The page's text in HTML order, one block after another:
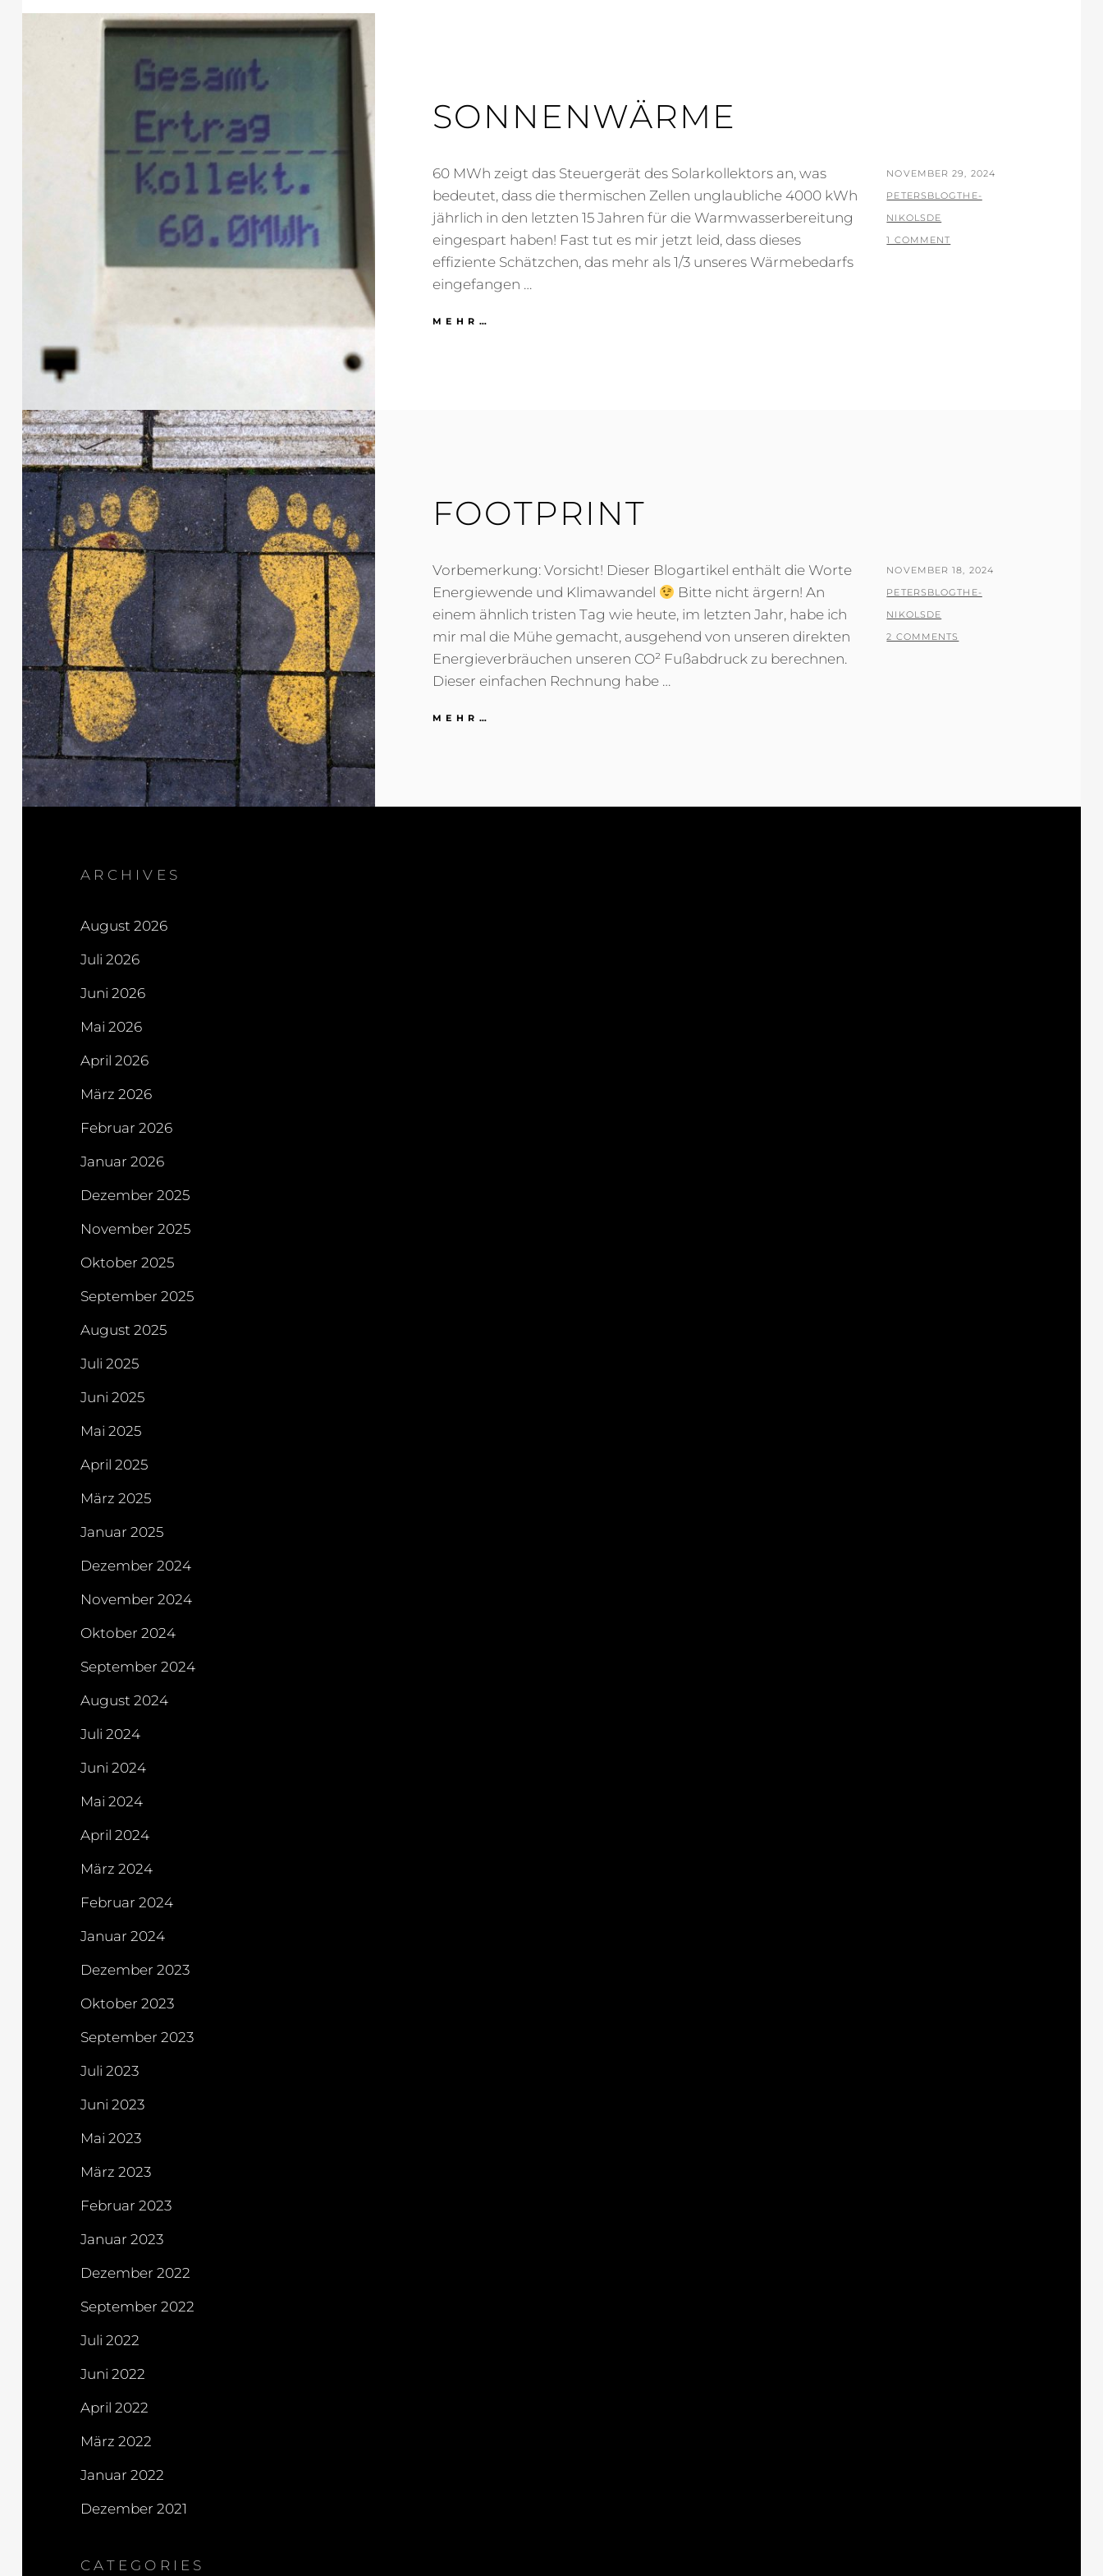
SONNENWÄRME
60 MWh zeigt das Steuergerät des Solarkollektors an, was
bedeutet, dass die thermischen Zellen unglaubliche 4000 kWh
jährlich in den letzten 15 Jahren für die Warmwasserbereitung
eingespart haben! Fast tut es mir jetzt leid, dass dieses
effiziente Schätzchen, das mehr als 1/3 unseres Wärmebedarfs
eingefangen …
MEHR…
POSTED
ON
NOVEMBER 29, 2024
BY
PETERSBLOGTHE-
NIKOLSDE
1 COMMENT
FOOTPRINT
Vorbemerkung: Vorsicht! Dieser Blogartikel enthält die Worte
Energiewende und Klimawandel
Bitte nicht ärgern! An
einem ähnlich tristen Tag wie heute, im letzten Jahr, habe ich
mir mal die Mühe gemacht, ausgehend von unseren direkten
Energieverbräuchen unseren CO² Fußabdruck zu berechnen.
Dieser einfachen Rechnung habe …
MEHR…
POSTED
ON
NOVEMBER 18, 2024
BY
PETERSBLOGTHE-
NIKOLSDE
2 COMMENTS
ARCHIVES
August 2026
Juli 2026
Juni 2026
Mai 2026
April 2026
März 2026
Februar 2026
Januar 2026
Dezember 2025
November 2025
Oktober 2025
September 2025
August 2025
Juli 2025
Juni 2025
Mai 2025
April 2025
März 2025
Januar 2025
Dezember 2024
November 2024
Oktober 2024
September 2024
August 2024
Juli 2024
Juni 2024
Mai 2024
April 2024
März 2024
Februar 2024
Januar 2024
Dezember 2023
Oktober 2023
September 2023
Juli 2023
Juni 2023
Mai 2023
März 2023
Februar 2023
Januar 2023
Dezember 2022
September 2022
Juli 2022
Juni 2022
April 2022
März 2022
Januar 2022
Dezember 2021
CATEGORIES